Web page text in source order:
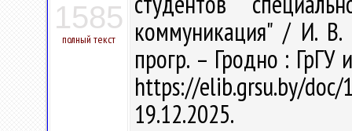
1585
полный текст
коммуникация" / И. В.
прогр. – Гродно :
https://elib.grsu.by/
19.12.2025.